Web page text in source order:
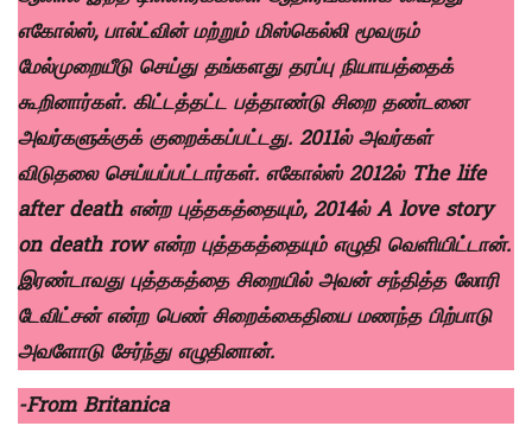
எகோல்ஸ், பால்ட்வின் மற்றும் மிஸ்கெல்லி மூவரும்
மேல்முறையீடு செய்து தங்களது தரப்பு நியாயத்தைக்
கூறினார்கள். கிட்டத்தட்ட பத்தாண்டு சிறை தண்டனை
அவர்களுக்குக் குறைக்கப்பட்டது. 2011ல் அவர்கள்
விடுதலை செய்யப்பட்டார்கள். எகோல்ஸ் 2012ல் The life
after death என்ற புத்தகத்தையும், 2014ல் A love story
on death row என்ற புத்தகத்தையும் எழுதி வெளியிட்டான்.
இரண்டாவது புத்தகத்தை சிறையில் அவன் சந்தித்த லோரி
டேவிட்சன் என்ற பெண் சிறைக்கைதியை மணந்த பிற்பாடு
அவளோடு சேர்ந்து எழுதினான்.
-From Britanica